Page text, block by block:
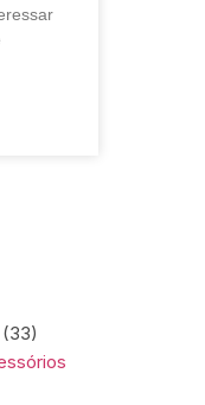
(33)